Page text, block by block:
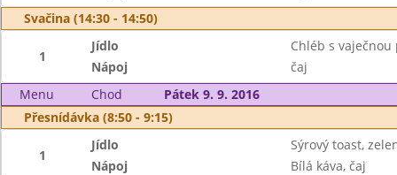
Svačina (14:30 - 14:50)
1
Jídlo
Chléb s
Nápoj
čaj
Menu
Chod
Pátek 9. 9. 2016
Přesnídávka (8:50 - 9:15)
1
Jídlo
Sýrový toast,
Nápoj
Bílá káva, čaj